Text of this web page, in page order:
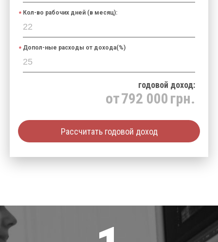
Кол-во рабочих дней (в месяц):
Допол-ные расходы от дохода(%)
годовой доход:
от792 000 грн.
Рассчитать годовой доход